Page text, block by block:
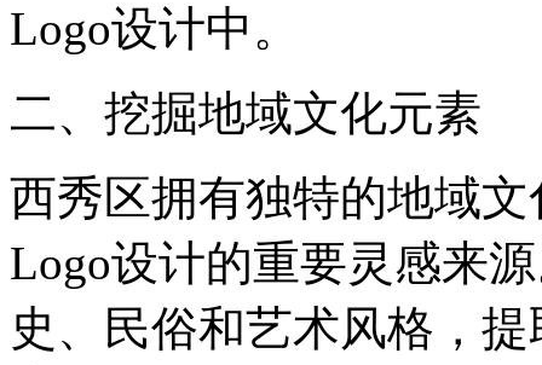
Logo设计中。
二、挖掘地域文化元素
西秀区拥有独特的地域
Logo设计的重要灵感来
史、民俗和艺术风格，